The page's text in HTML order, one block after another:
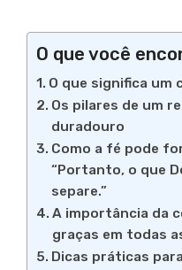
O que você
O que significa um
Os pilares de um
duradouro
Como a fé pode
“Portanto, o que
separe.”
A importância da
graças em todas
Dicas práticas